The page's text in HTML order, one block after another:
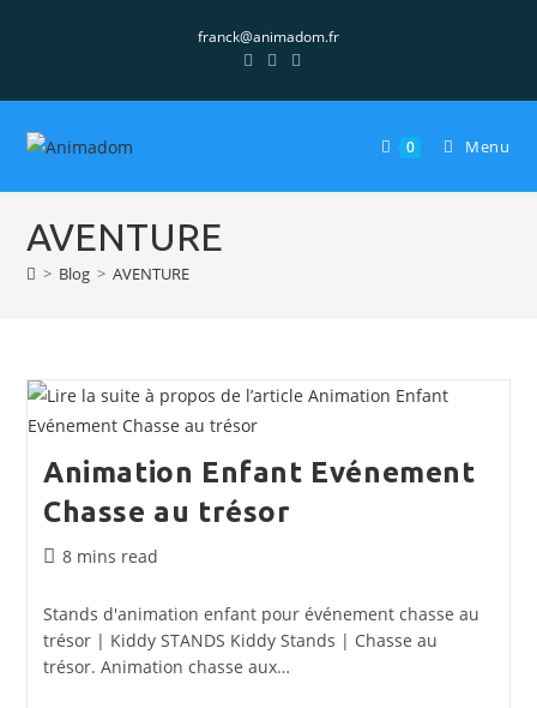
franck@animadom.fr
0 Menu
AVENTURE
> Blog > AVENTURE
Animation Enfant Evénement
Chasse au trésor
Temps
lecture :
8 mins read
Stands d'animation enfant pour événement chasse au
trésor | Kiddy STANDS Kiddy Stands | Chasse au
trésor. Animation chasse aux…